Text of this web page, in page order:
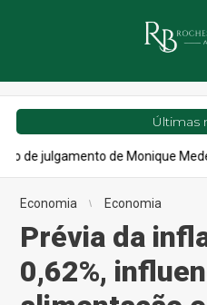
Últimas
de Monique Medeiros
Economia Economia
Prévia da
0,62%,